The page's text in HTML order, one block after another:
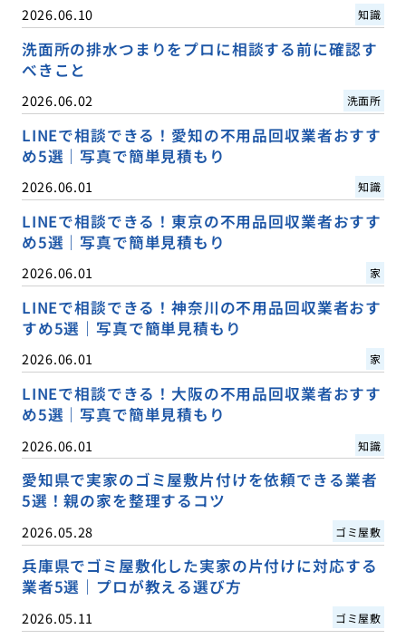
2026.06.10 知識
洗面所の排水つまりをプロに相談する前に確認す
べきこと
2026.06.02 洗面所
LINEで相談できる！愛知の不用品回収業者おすす
め5選｜写真で簡単見積もり
2026.06.01 知識
LINEで相談できる！東京の不用品回収業者おすす
め5選｜写真で簡単見積もり
2026.06.01 家
LINEで相談できる！神奈川の不用品回収業者おす
すめ5選｜写真で簡単見積もり
2026.06.01 家
LINEで相談できる！大阪の不用品回収業者おすす
め5選｜写真で簡単見積もり
2026.06.01 知識
愛知県で実家のゴミ屋敷片付けを依頼できる業者
5選！親の家を整理するコツ
2026.05.28 ゴミ屋敷
兵庫県でゴミ屋敷化した実家の片付けに対応する
業者5選｜プロが教える選び方
2026.05.11 ゴミ屋敷